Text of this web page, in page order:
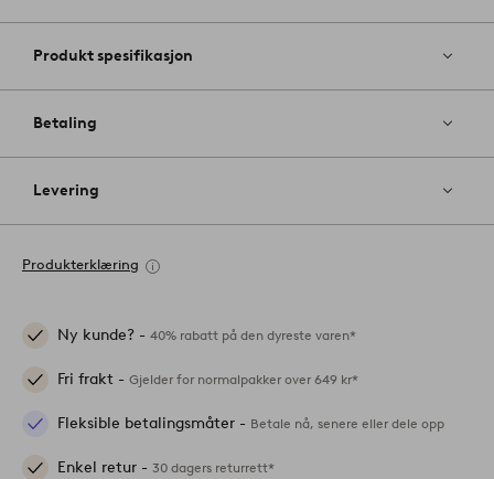
Produkt spesifikasjon
Betaling
Levering
Produkterklæring
Ny kunde? - 40% rabatt på den dyreste varen*
Fri frakt - Gjelder for normalpakker over 649 kr*
Fleksible betalingsmåter - Betale nå, senere eller dele opp
Enkel retur - 30 dagers returrett*